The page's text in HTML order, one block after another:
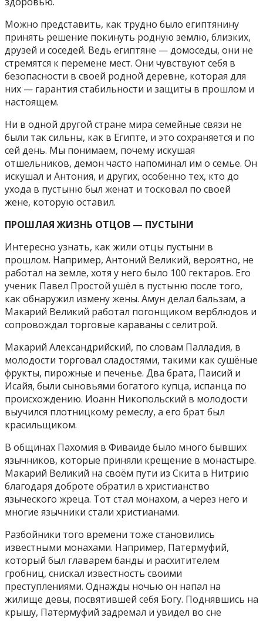
Можно представить, как трудно было египтянину
принять решение покинуть родную землю, близких,
друзей и соседей. Ведь египтяне — домоседы, они не
стремятся к перемене мест. Они чувствуют себя в
безопасности в своей родной деревне, которая для
них — гарантия стабильности и защиты в прошлом и
настоящем.
Ни в одной другой стране мира семейные связи не
были так сильны, как в Египте, и это сохраняется и по
сей день. Мы понимаем, почему искушая
отшельников, демон часто напоминал им о семье. Он
искушал и Антония, и других, особенно тех, кто до
ухода в пустыню был женат и тосковал по своей
жене, которую оставил.
ПРОШЛАЯ ЖИЗНЬ ОТЦОВ — ПУСТЫНИ
Интересно узнать, как жили отцы пустыни в
прошлом. Например, Антоний Великий, вероятно, не
работал на земле, хотя у него было 100 гектаров. Его
ученик Павел Простой ушёл в пустыню после того,
как обнаружил измену жены. Амун делал бальзам, а
Макарий Великий работал погонщиком верблюдов и
сопровождал торговые караваны с селитрой.
Макарий Александрийский, по словам Палладия, в
молодости торговал сладостями, такими как сушёные
фрукты, пирожные и печенье. Два брата, Паисий и
Исайя, были сыновьями богатого купца, испанца по
происхождению. Иоанн Никопольский в молодости
выучился плотницкому ремеслу, а его брат был
красильщиком.
В общинах Пахомия в Фиваиде было много бывших
язычников, которые приняли крещение в монастыре.
Макарий Великий на своём пути из Скита в Нитрию
благодаря доброте обратил в христианство
языческого жреца. Тот стал монахом, а через него и
многие язычники стали христианами.
Разбойники того времени тоже становились
известными монахами. Например, Патермуфий,
который был главарем банды и расхитителем
гробниц, снискал известность своими
преступлениями. Однажды ночью он напал на
жилище девы, посвятившей себя Богу. Поднявшись на
крышу, Патермуфий задремал и увидел во сне